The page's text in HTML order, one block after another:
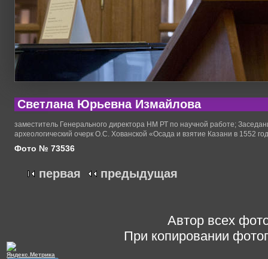
Светлана Юрьевна Измайлова
заместитель Генерального директора НМ РТ по научной работе;
археологический очерк О.С. Хованской «Осада и взятие Казани в 1552
Фото № 73536
первая предыдущая
Автор всех
При копировании